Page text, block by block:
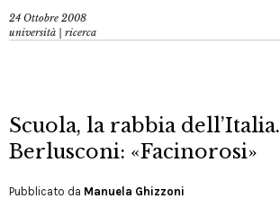
24 Ottobre 2008
università | ricerca
Scuola, la rabbia dell’Italia.
Berlusconi: «Facinorosi»
Pubblicato da Manuela Ghizzoni